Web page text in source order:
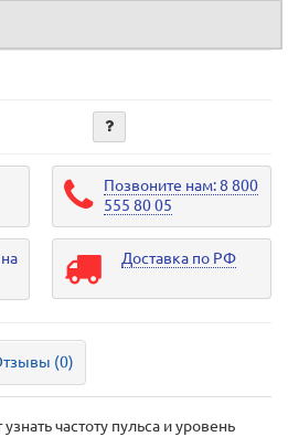
Позвоните нам: 8 800
555 80 05
Доставка по РФ
(0)
частоту пульса и уровень